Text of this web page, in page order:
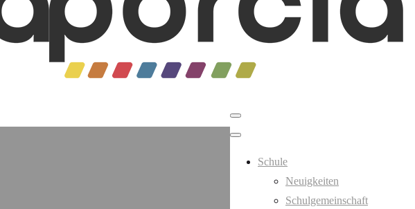
Schule
Neuigkeiten
Schulgemeinschaft